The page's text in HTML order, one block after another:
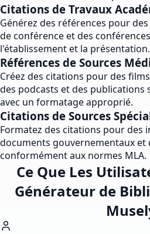
Citations de Travaux
Générez des références pour
de conférence et des
l'établissement et la présentation.
Références de Sources
Créez des citations pour des
des podcasts et des publications
avec un formatage approprié.
Citations de Sources
Formatez des citations pour des
documents gouvernementaux et
conformément aux normes MLA.
Ce Que Les
Générateur de